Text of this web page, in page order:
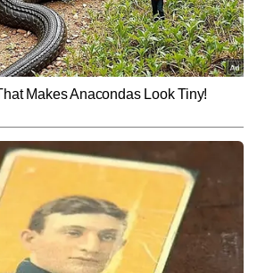
नाउ नवभारत डिजिटल में डिप्टी न्यूज एडिटर के रूप में कार्यरत हैं
सेक्शन में स्पेशल स्टोरीज प्रोजेक्ट का नेतृत्व कर रहे हैं। टीवी
में 13 वर्षों के अनुभव के साथ, सुनीत उन बहुमुखी
हैं जिन्होंने न्यूजरूम और फील्ड—दोनों मोर्चों पर खुद को साबित
कैमरा और एडिटिंग डेस्क तीनों से उनकी सहज जुगलबंदी ने उन्हें
और पढ़ें